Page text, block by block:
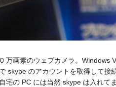
万画素のウェブカメラ。Windows
skype のアカウントを取得して接
宅の PC には当然 skype は入れて